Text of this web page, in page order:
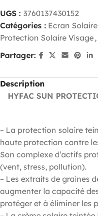
UGS : 3760137430152
Catégories : Ecran
Protection Solaire Visage,
Partager:
Description
HYFAC SUN
– La protection solaire
haute protection contre
Son complexe d’actifs
(vent, stress, pollution).
– Les extraits de graines
augmenter la capacité
protéger et à éliminer les